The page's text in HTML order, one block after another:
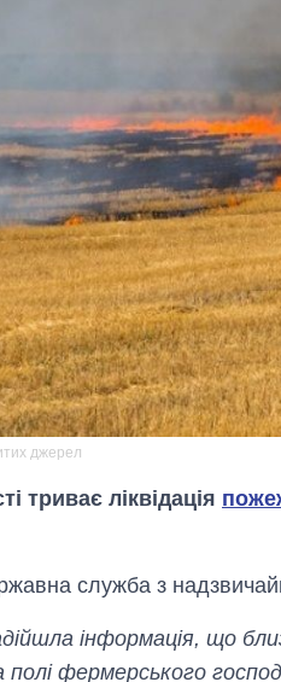
джерел
триває ліквідація
служба з
інформація, що
полі фермерського